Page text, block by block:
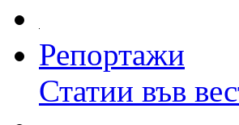
Репортажи
Статии във